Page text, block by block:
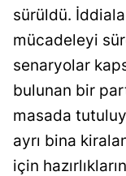
sürüldü.
mücadeleyi
senaryolar
bulunan bir
masada
ayrı bina
için